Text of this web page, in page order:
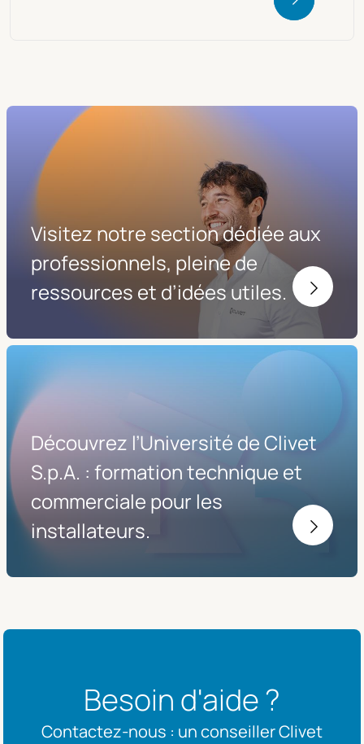
Visitez notre section dédiée aux
professionnels, pleine de
ressources et d’idées utiles.
Découvrez l’Université de Clivet
S.p.A. : formation technique et
commerciale pour les
installateurs.
Besoin d'aide ?
Contactez-nous : un conseiller Clivet